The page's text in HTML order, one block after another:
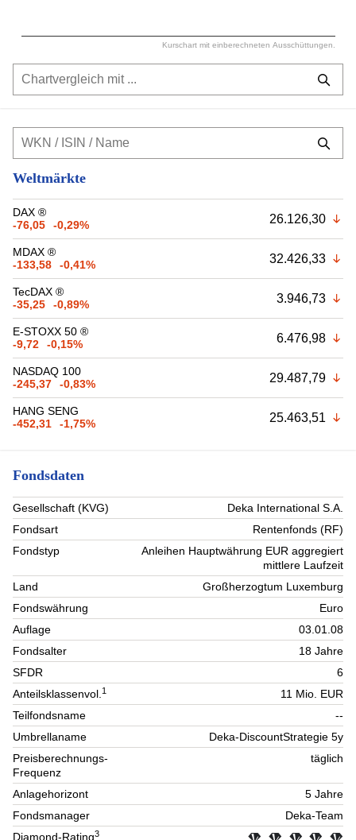
Kurschart mit einberechneten Ausschüttungen.
Weltmärkte
DAX ®
-76,05
-0,29% 26.126,30
MDAX ®
-133,58
-0,41% 32.426,33
TecDAX ®
-35,25
-0,89% 3.946,73
E-STOXX 50 ®
-9,72
-0,15% 6.476,98
NASDAQ 100
-245,37
-0,83% 29.487,79
HANG SENG
-452,31
-1,75% 25.463,51
Fondsdaten
Gesellschaft (KVG)
Deka International S.A.
Fondsart
Rentenfonds (RF)
Fondstyp
Anleihen Hauptwährung EUR aggregiert
mittlere Laufzeit
Land
Großherzogtum Luxemburg
Fondswährung
Euro
Auflage
03.01.08
Fondsalter
18 Jahre
SFDR
6
Anteilsklassenvol.1
11 Mio. EUR
Teilfondsname
--
Umbrellaname
Deka-DiscountStrategie 5y
Preisberechnungs-
Frequenz
täglich
Anlagehorizont
5 Jahre
Fondsmanager
Deka-Team
Diamond-Rating3